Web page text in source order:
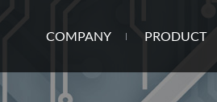
COMPANY PRODUCT